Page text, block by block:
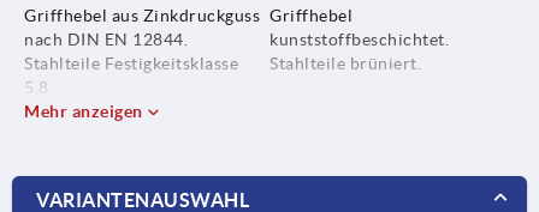
Griffhebel aus Zinkdruckguss
nach DIN EN 12844.
Stahlteile Festigkeitsklasse
5.8.
Griffhebel
kunststoffbeschichtet.
Stahlteile brüniert.
Mehr anzeigen
VARIANTENAUSWAHL